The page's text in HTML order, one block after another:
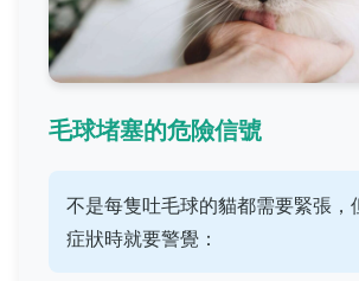
毛球堵塞的危險信號
不是每隻吐毛球的貓都需要緊張，
症狀時就要警覺：